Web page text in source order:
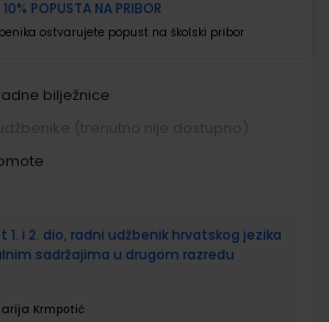
10% POPUSTA NA PRIBOR
ostvarujete popust na školski pribor
bilježnice
1. i 2. dio, radni udžbenik hrvatskog jezika
sadržajima u drugom razredu
Krmpotić